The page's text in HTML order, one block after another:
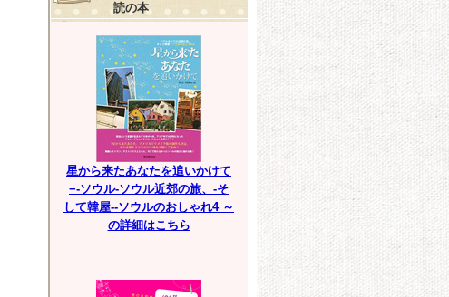
読の本
星から来たあなたを追いかけて
−-ソウル-ソウル近郊の旅、-そ
して韓屋--ソウルのおしゃれ4 ～
の詳細はこちら